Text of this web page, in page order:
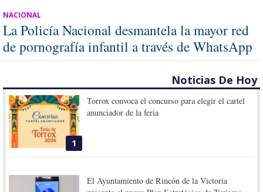
NACIONAL
La Policía Nacional desmantela la mayor red
de pornografía infantil a través de WhatsApp
Noticias De Hoy
1
Torrox convoca el concurso para elegir el cartel
anunciador de la feria
El Ayuntamiento de Rincón de la Victoria